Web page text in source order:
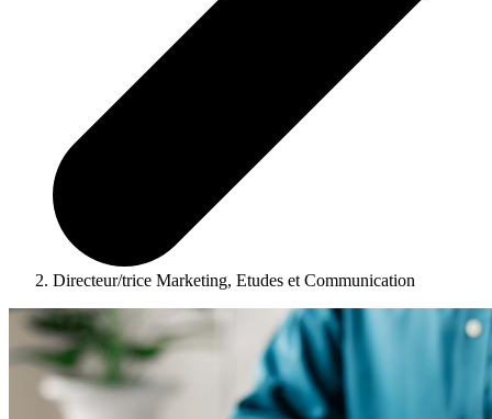
Directeur/trice Marketing, Etudes et Communication